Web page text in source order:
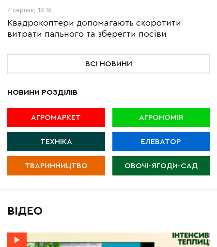
7 серпня, 18:16
Квадрокоптери допомагають скоротити
витрати пального та зберегти посіви
ВСІ НОВИНИ
НОВИНИ РОЗДІЛІВ
АГРОМАРКЕТ АГРОНОМІЯ
ТЕХНІКА ЕЛЕВАТОР
ТВАРИННИЦТВО ОВОЧІ-ЯГОДИ-САД
ВІДЕО